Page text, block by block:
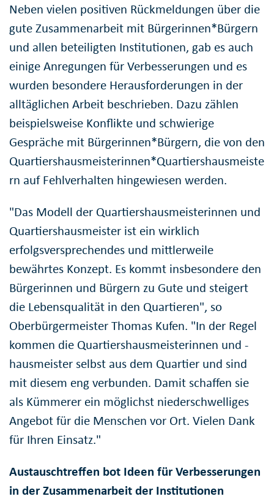
Neben vielen positiven Rückmeldungen über die
gute Zusammenarbeit mit Bürgerinnen*Bürgern
und allen beteiligten Institutionen, gab es auch
einige Anregungen für Verbesserungen und es
wurden besondere Herausforderungen in der
alltäglichen Arbeit beschrieben. Dazu zählen
beispielsweise Konflikte und schwierige
Gespräche mit Bürgerinnen*Bürgern, die von den
Quartiershausmeisterinnen*Quartiershausmeiste
rn auf Fehlverhalten hingewiesen werden.
"Das Modell der Quartiershausmeisterinnen und
Quartiershausmeister ist ein wirklich
erfolgsversprechendes und mittlerweile
bewährtes Konzept. Es kommt insbesondere den
Bürgerinnen und Bürgern zu Gute und steigert
die Lebensqualität in den Quartieren", so
Oberbürgermeister Thomas Kufen. "In der Regel
kommen die Quartiershausmeisterinnen und -
hausmeister selbst aus dem Quartier und sind
mit diesem eng verbunden. Damit schaffen sie
als Kümmerer ein möglichst niederschwelliges
Angebot für die Menschen vor Ort. Vielen Dank
für Ihren Einsatz."
Austauschtreffen bot Ideen für Verbesserungen
in der Zusammenarbeit der Institutionen